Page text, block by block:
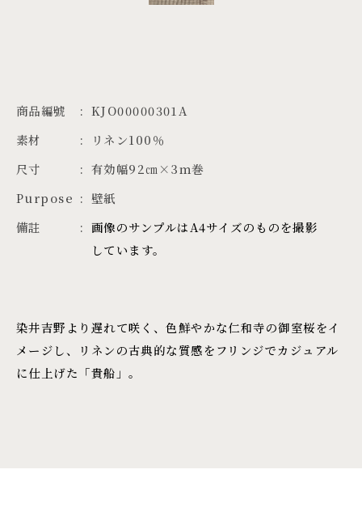
商品編號
KJO00000301A
素材
リネン100％
尺寸
有効幅92㎝×3ｍ巻
Purpose
壁紙
備註
画像のサンプルはA4サイズのものを撮影
しています。
染井吉野より遅れて咲く、色鮮やかな仁和寺の御室桜をイ
メージし、リネンの古典的な質感をフリンジでカジュアル
に仕上げた「貴船」。